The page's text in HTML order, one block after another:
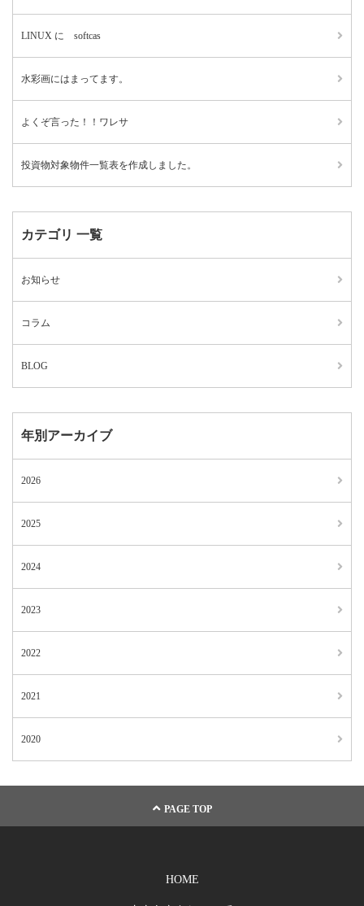
LINUX に softcas
水彩画にはまってます。
よくぞ言った！！ワレサ
投資物対象物件一覧表を作成しました。
カテゴリ 一覧
お知らせ
コラム
BLOG
年別アーカイブ
2026
2025
2024
2023
2022
2021
2020
PAGE TOP
HOME